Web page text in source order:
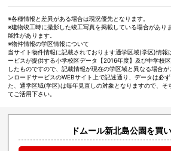
※各種情報と差異がある場合は現況優先となります。
※建物竣工時に撮影した竣工写真を掲載している場合があり
能性があります。
※物件情報の学区情報について
当サイト物件情報に記載されております通学区域(学区)情
ービスが提供する小学校区データ【2016年度】及び中学校
したものですので、記載情報が現在の学区域と異なる場合
ンロードサービスのWEBサイト上で記述通り、データは必
た、通学区域(学区)は毎年見直しの対象となりますので、そ
てご活用下さい。
ドムール新北島公園を買